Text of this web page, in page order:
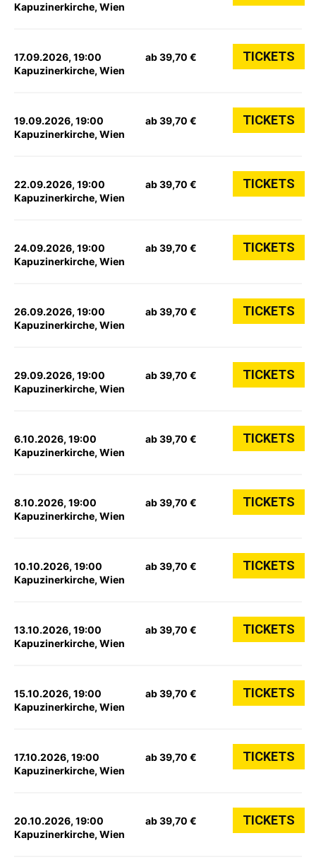
Kapuzinerkirche, Wien
17.09.2026, 19:00
Kapuzinerkirche, Wien
ab 39,70 € TICKETS
19.09.2026, 19:00
Kapuzinerkirche, Wien
ab 39,70 € TICKETS
22.09.2026, 19:00
Kapuzinerkirche, Wien
ab 39,70 € TICKETS
24.09.2026, 19:00
Kapuzinerkirche, Wien
ab 39,70 € TICKETS
26.09.2026, 19:00
Kapuzinerkirche, Wien
ab 39,70 € TICKETS
29.09.2026, 19:00
Kapuzinerkirche, Wien
ab 39,70 € TICKETS
6.10.2026, 19:00
Kapuzinerkirche, Wien
ab 39,70 € TICKETS
8.10.2026, 19:00
Kapuzinerkirche, Wien
ab 39,70 € TICKETS
10.10.2026, 19:00
Kapuzinerkirche, Wien
ab 39,70 € TICKETS
13.10.2026, 19:00
Kapuzinerkirche, Wien
ab 39,70 € TICKETS
15.10.2026, 19:00
Kapuzinerkirche, Wien
ab 39,70 € TICKETS
17.10.2026, 19:00
Kapuzinerkirche, Wien
ab 39,70 € TICKETS
20.10.2026, 19:00
Kapuzinerkirche, Wien
ab 39,70 € TICKETS